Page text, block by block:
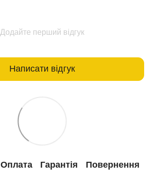
Додайте перший відгук
Написати відгук
Оплата Гарантія Повернення